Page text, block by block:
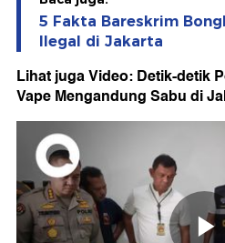
5 Fakta Bareskrim
Ilegal di Jakarta
Lihat juga Video: Detik-detik
Vape Mengandung Sabu di